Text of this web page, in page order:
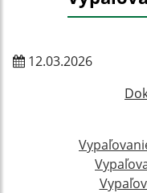
12.03.2026